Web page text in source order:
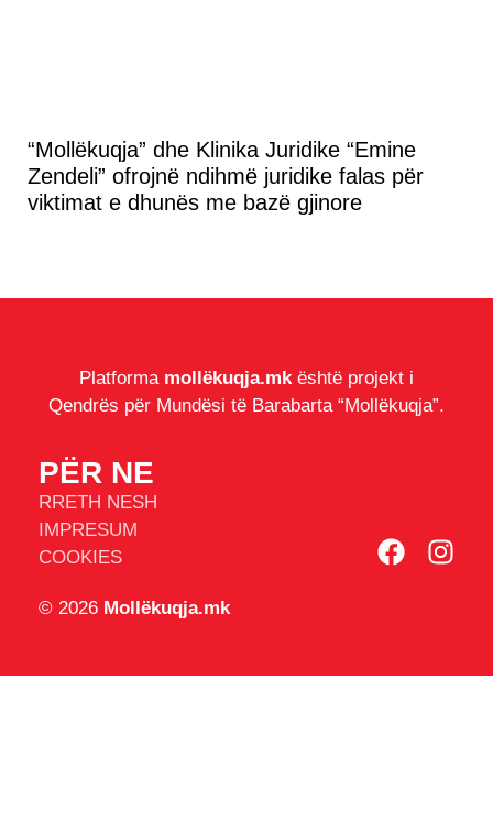
“Mollëkuqja” dhe Klinika Juridike “Emine
Zendeli” ofrojnë ndihmë juridike falas për
viktimat e dhunës me bazë gjinore
Platforma mollëkuqja.mkështë projekt i
Qendrës për Mundësi të Barabarta “Mollëkuqja”.
PËR NE
RRETH NESH
IMPRESUM
COOKIES
© 2026 Mollëkuqja.mk